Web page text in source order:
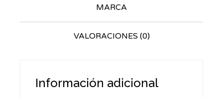
MARCA
VALORACIONES (0)
Información adicional